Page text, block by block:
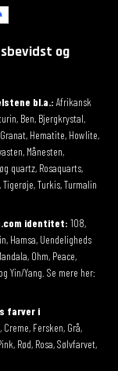
og
bl.a.: Afrikansk
Ben, Bjergkrystal,
Hematite, Howlite,
Månesten,
quartz, Rosaquarts,
Turkis, Turmalin
identitet: 108,
Hamsa, Uendeligheds
Ohm, Peace,
Yin/Yang. Se mere her:
farver i
Creme, Fersken, Grå,
Rød, Rosa, Sølvfarvet,